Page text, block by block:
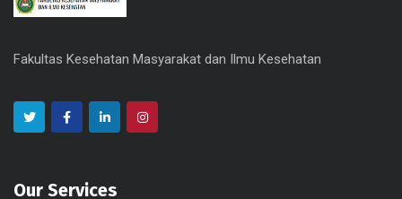
Fakultas Kesehatan Masyarakat dan Ilmu Kesehatan
Our Services